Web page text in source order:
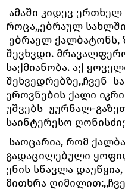
ამაში კიდევ
როცა,,ებრაულ
ებრაელ ქალბატონს,
შევხვდი.
საქმიანობა. აქ
შეხვედრებზე,,ჩვენ
ეროვნების ქალი
უშვებს ჟურნალ-
საინტერესო
საოცარია, რომ
გადაცილებული
ენის სწავლა
მითხრა